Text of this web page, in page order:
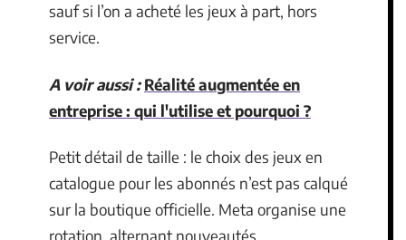
sauf si l’on a acheté les jeux à part, hors
service.
A voir aussi : Réalité augmentée en
entreprise : qui l'utilise et pourquoi ?
Petit détail de taille : le choix des jeux en
catalogue pour les abonnés n’est pas calqué
sur la boutique officielle. Meta organise une
rotation, alternant nouveautés